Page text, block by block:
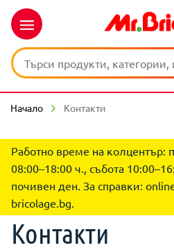
Начало Контакти
Работно време на колцентър:
08:00–18:00 ч., събота
почивен ден. За справки:
bricolage.bg.
Контакти